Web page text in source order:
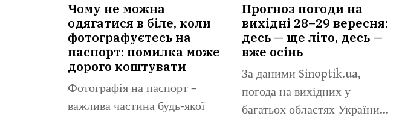
Чому не можна
одягатися в біле, коли
фотографуєтесь на
паспорт: помилка може
дорого коштувати
Фотографія на паспорт –
важлива частина будь-якої
Прогноз погоди на
вихідні 28–29 вересня:
десь — ще літо, десь —
вже осінь
За даними Sinoptik.ua,
погода на вихідних у
багатьох областях України